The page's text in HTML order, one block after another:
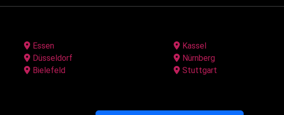
Essen
Düsseldorf
Bielefeld
Kassel
Nürnberg
Stuttgart